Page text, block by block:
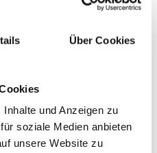
Über Cookies
und Anzeigen zu
soziale Medien anbieten
unsere Website zu